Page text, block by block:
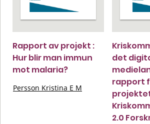
Rapport av projekt :
Hur blir man immun
mot malaria?
Persson Kristina E M
det
rapport
2.0